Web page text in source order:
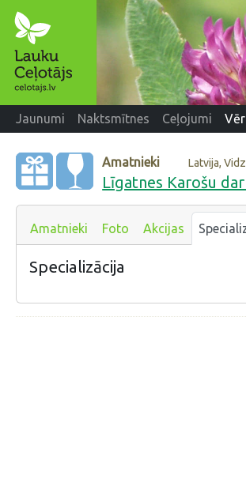
Jaunumi Naktsmītnes Ceļojumi
Amatnieki Latvija,
Līgatnes Karošu
Amatnieki Foto Akcijas
Specializācija